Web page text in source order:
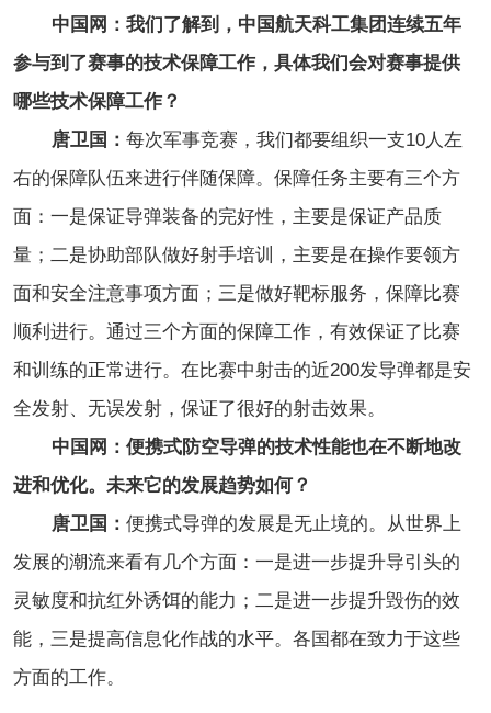
中国网：我们了解到，中国航天科工集团连续五年
参与到了赛事的技术保障工作，具体我们会对赛事提供
哪些技术保障工作？
唐卫国： 每次军事竞赛，我们都要组织一支10人左
右的保障队伍来进行伴随保障。保障任务主要有三个方
面：一是保证导弹装备的完好性，主要是保证产品质
量；二是协助部队做好射手培训，主要是在操作要领方
面和安全注意事项方面；三是做好靶标服务，保障比赛
顺利进行。通过三个方面的保障工作，有效保证了比赛
和训练的正常进行。在比赛中射击的近200发导弹都是安
全发射、无误发射，保证了很好的射击效果。
中国网：便携式防空导弹的技术性能也在不断地改
进和优化。未来它的发展趋势如何？
唐卫国： 便携式导弹的发展是无止境的。从世界上
发展的潮流来看有几个方面：一是进一步提升导引头的
灵敏度和抗红外诱饵的能力；二是进一步提升毁伤的效
能，三是提高信息化作战的水平。各国都在致力于这些
方面的工作。